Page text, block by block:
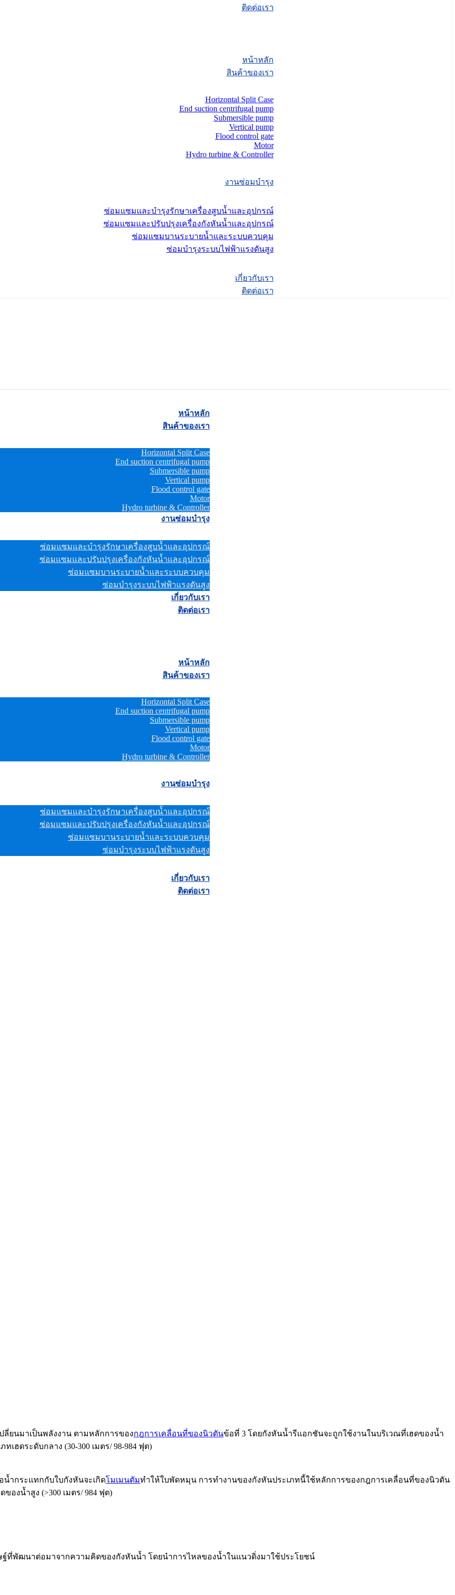
ติดต่อเรา
หน้าหลัก
สินค้าของเรา
Horizontal Split Case
End suction centrifugal pump
Submersible pump
Vertical pump
Flood control gate
Motor
Hydro turbine & Controller
งานซ่อมบำรุง
ซ่อมแซมและบำรุงรักษาเครื่องสูบน้ำและอุปกรณ์
ซ่อมแซมและปรับปรุงเครื่องกังหันน้ำและอุปกรณ์
ซ่อมแซมบานระบายน้ำและระบบควบคุม
ซ่อมบำรุงระบบไฟฟ้าแรงดันสูง
เกี่ยวกับเรา
ติดต่อเรา
หน้าหลัก
สินค้าของเรา
Horizontal Split Case
End suction centrifugal pump
Submersible pump
Vertical pump
Flood control gate
Motor
Hydro turbine & Controller
งานซ่อมบำรุง
ซ่อมแซมและบำรุงรักษาเครื่องสูบน้ำและอุปกรณ์
ซ่อมแซมและปรับปรุงเครื่องกังหันน้ำและอุปกรณ์
ซ่อมแซมบานระบายน้ำและระบบควบคุม
ซ่อมบำรุงระบบไฟฟ้าแรงดันสูง
เกี่ยวกับเรา
ติดต่อเรา
หน้าหลัก
สินค้าของเรา
Horizontal Split Case
End suction centrifugal pump
Submersible pump
Vertical pump
Flood control gate
Motor
Hydro turbine & Controller
งานซ่อมบำรุง
ซ่อมแซมและบำรุงรักษาเครื่องสูบน้ำและอุปกรณ์
ซ่อมแซมและปรับปรุงเครื่องกังหันน้ำและอุปกรณ์
ซ่อมแซมบานระบายน้ำและระบบควบคุม
ซ่อมบำรุงระบบไฟฟ้าแรงดันสูง
เกี่ยวกับเรา
ติดต่อเรา
ยนมาเป็นพลังงาน ตามหลักการของกฎการเคลื่อนที่ของนิวตันข้อที่ 3 โดยกังหันน้ำรีแอกชันจะถูกใช้งานในบริเวณที่เฮดของน้ำ
เฮดระดับกลาง (30-300 เมตร/ 98-984 ฟุต)
น้ำกระแทกกับใบกังหันจะเกิดโมเมนตัมทำให้ใบพัดหมุน การทำงานของกังหันประเภทนี้ใช้หลักการของกฎการเคลื่อนที่ของนิวตัน
องน้ำสูง (>300 เมตร/ 984 ฟุต)
ฐ์ที่พัฒนาต่อมาจากความคิดของกังหันน้ำ โดยนำการไหลของน้ำในแนวดิ่งมาใช้ประโยชน์